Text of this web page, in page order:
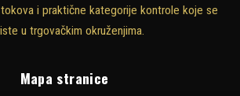
i praktične kategorije kontrole koje se
u trgovačkim okruženjima.
Mapa stranice